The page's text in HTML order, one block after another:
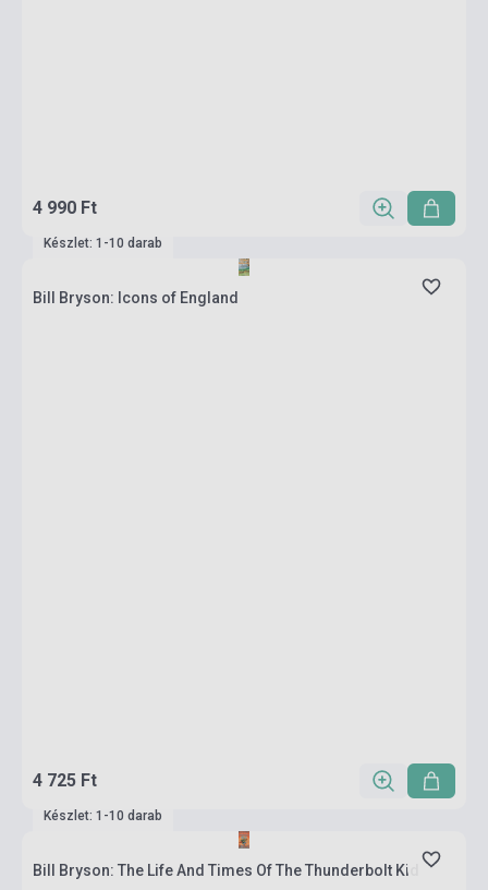
4 990 Ft
Készlet: 1-10 darab
Bill Bryson: Icons of England
4 725 Ft
Készlet: 1-10 darab
Bill Bryson: The Life And Times Of The Thunderbolt Kid